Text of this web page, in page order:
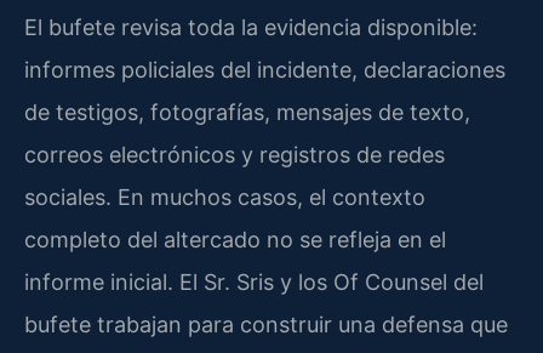
El bufete revisa toda la evidencia disponible:
informes policiales del incidente, declaraciones
de testigos, fotografías, mensajes de texto,
correos electrónicos y registros de redes
sociales. En muchos casos, el contexto
completo del altercado no se refleja en el
informe inicial. El Sr. Sris y los Of Counsel del
bufete trabajan para construir una defensa que